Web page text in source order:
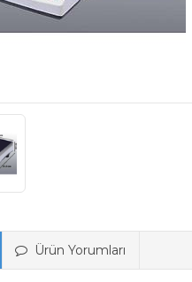
Ürün Yorumları